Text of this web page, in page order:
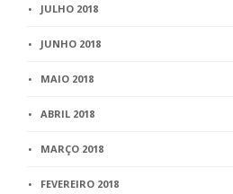
JULHO 2018
JUNHO 2018
MAIO 2018
ABRIL 2018
MARÇO 2018
FEVEREIRO 2018